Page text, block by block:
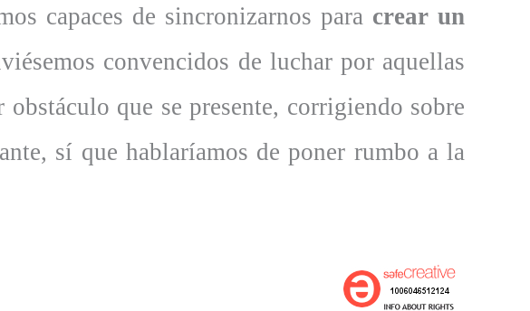
capaces de sincronizarnos para crear un
convencidos de luchar por aquellas
que se presente, corrigiendo sobre
sí que hablaríamos de poner rumbo a la